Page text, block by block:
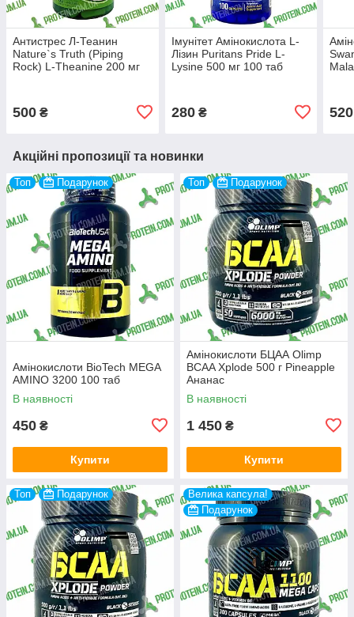
Антистрес Л-Теанин
Nature`s Truth (Piping
Rock) L-Theanine 200 мг
500 ₴
Імунітет Амінокислота L-
Лізин Puritans Pride L-
Lysine 500 мг 100 таб
280₴ 520
Акційні пропозиції та новинки
Топ Подарунок
Амінокислоти BioTech MEGA
AMINO 3200 100 таб
В наявності
450 ₴
Купити
Топ Подарунок
Амінокислоти БЦАА Olimp
BCAA Xplode 500 г Pineapple
Ананас
В наявності
1 450 ₴
Купити
Топ Подарунок
Велика капсула!
Подарунок